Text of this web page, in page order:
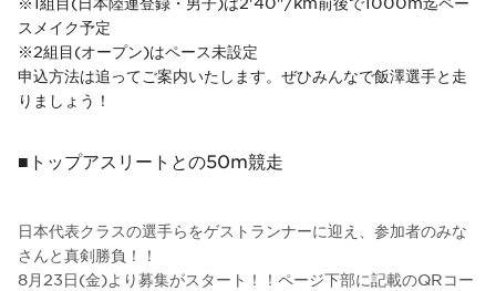
スメイク予定
※2組目(オープン)はペース未設定
申込方法は追ってご案内いたします。ぜひみんなで飯澤選手と走
りましょう！
■トップアスリートとの50m競走
日本代表クラスの選手らをゲストランナーに迎え、参加者のみな
さんと真剣勝負！！
8月23日(金)より募集がスタート！！ページ下部に記載のQRコー